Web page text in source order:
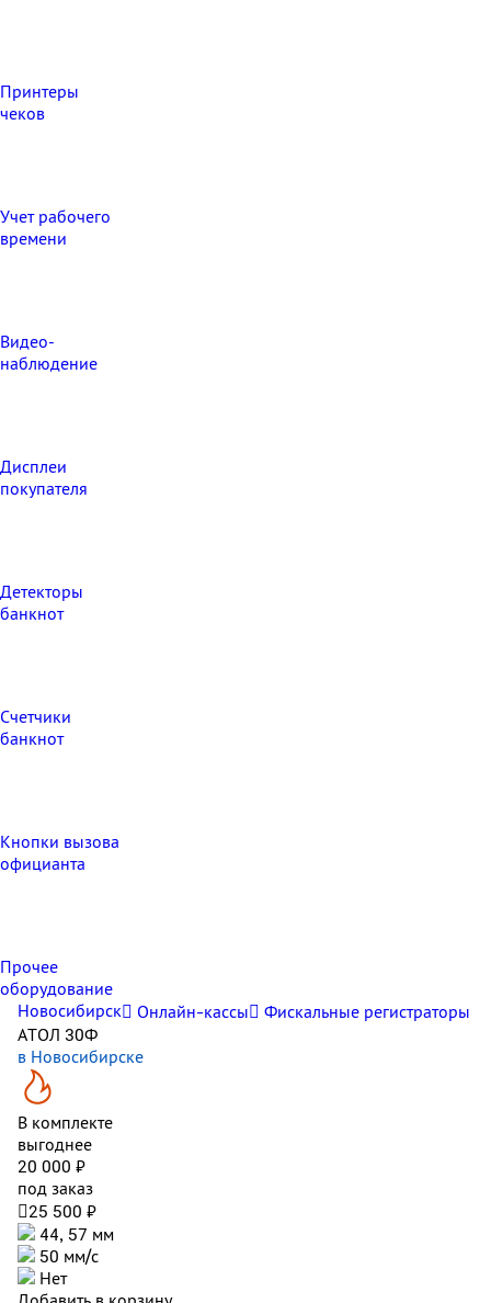
Принтеры
чеков
Учет рабочего
времени
Видео‑
наблюдение
Дисплеи
покупателя
Детекторы
банкнот
Счетчики
банкнот
Кнопки вызова
официанта
Прочее
оборудование
Новосибирск
Онлайн-кассы
Фискальные регистраторы
АТОЛ 30Ф
в Новосибирске
В комплекте
выгоднее
20 000 ₽
под заказ
25 500 ₽
44, 57 мм
50 мм/с
Нет